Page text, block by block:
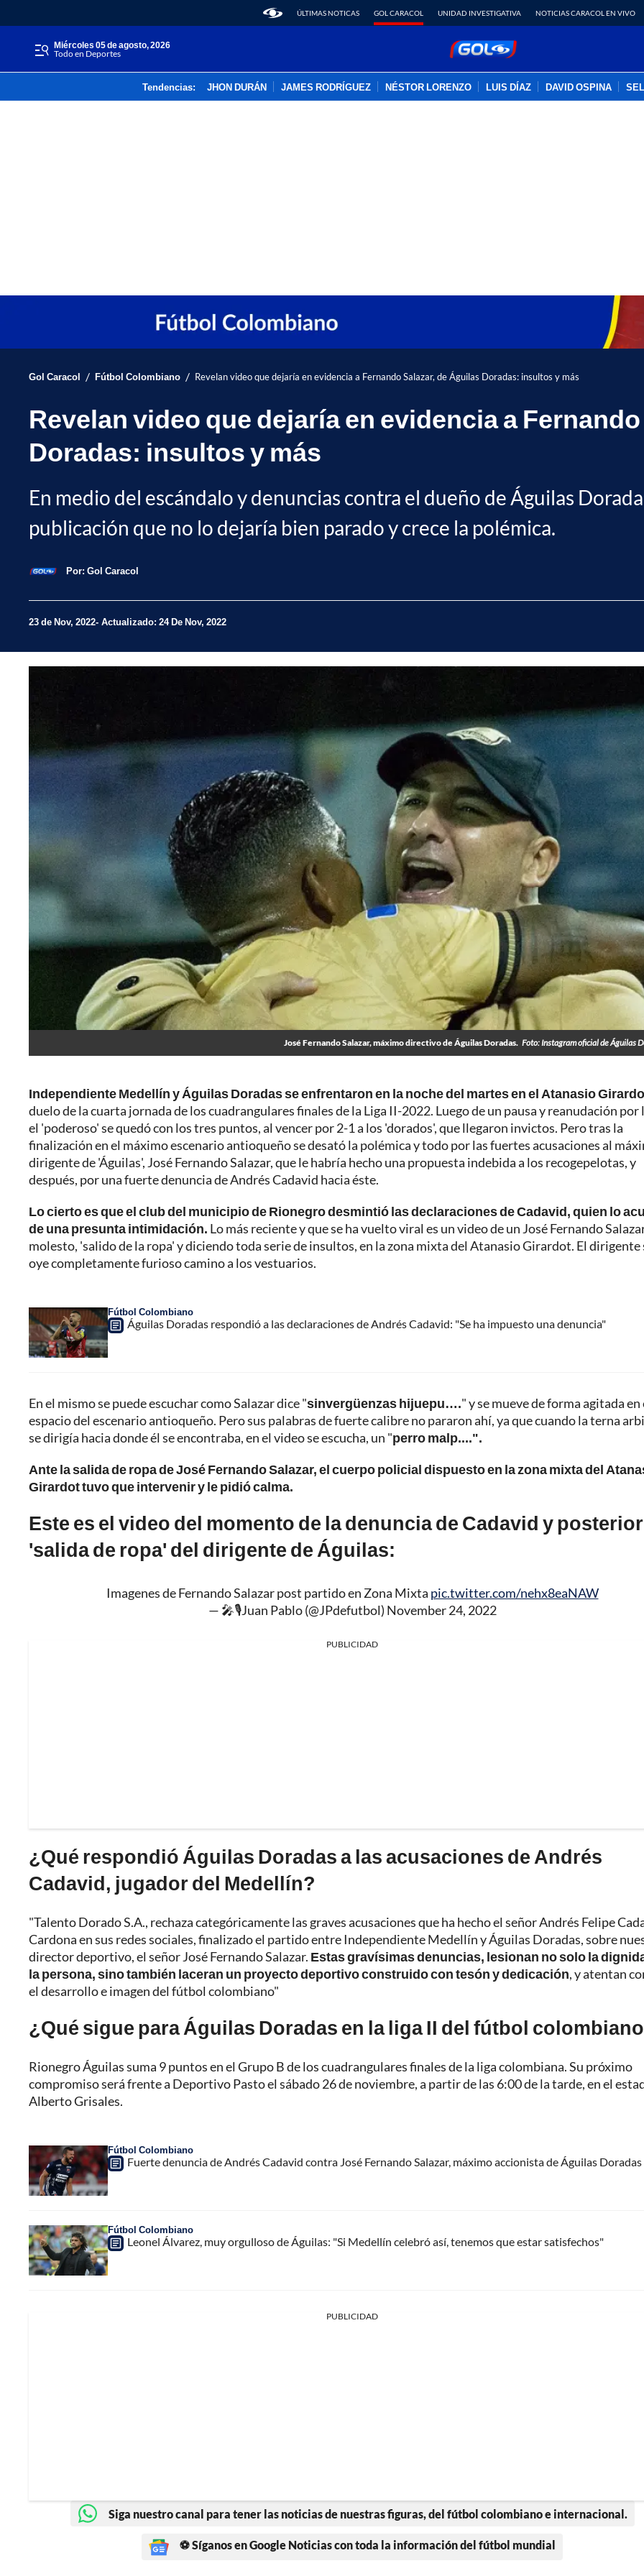
ÚLTIMAS NOTICAS GOL CARACOL UNIDAD INVESTIGATIVA NOTICIAS CARACOL EN VIVO
miércoles 05 de agosto, 2026
Todo en Deportes
Tendencias: JHON DURÁN JAMES RODRÍGUEZ NÉSTOR LORENZO LUIS DÍAZ DAVID OSPINA
Gol Caracol / Fútbol Colombiano / Revelan video que dejaría en evidencia a Fernando Salazar, de Águilas Doradas: insultos y más
Revelan video que dejaría en evidencia a
Doradas: insultos y más
En medio del escándalo y denuncias contra el dueño de Águilas
publicación que no lo dejaría bien parado y crece la polémica.
Por: Gol Caracol
23 de Nov, 2022 Actualizado: 24 De Nov, 2022
José Fernando Salazar, máximo directivo de Águilas Doradas. Foto: Instagram oficial de Águilas
Independiente Medellín y Águilas Doradas se enfrentaron en la noche del martes en el Atanasio
duelo de la cuarta jornada de los cuadrangulares finales de la Liga II-2022. Luego de un pausa y reanudación por
el 'poderoso' se quedó con los tres puntos, al vencer por 2-1 a los 'dorados', que llegaron invictos. Pero tras la
finalización en el máximo escenario antioqueño se desató la polémica y todo por las fuertes acusaciones al
dirigente de 'Águilas', José Fernando Salazar, que le habría hecho una propuesta indebida a los recogepelotas, y
después, por una fuerte denuncia de Andrés Cadavid hacia éste.
Lo cierto es que el club del municipio de Rionegro desmintió las declaraciones de Cadavid, quien lo
de una presunta intimidación. Lo más reciente y que se ha vuelto viral es un video de un José Fernando
molesto, 'salido de la ropa' y diciendo toda serie de insultos, en la zona mixta del Atanasio Girardot. El dirigente
oye completamente furioso camino a los vestuarios.
Fútbol Colombiano
Águilas Doradas respondió a las declaraciones de Andrés Cadavid: "Se ha impuesto una denuncia"
En el mismo se puede escuchar como Salazar dice "sinvergüenzas hijuepu…." y se mueve de forma agitada en
espacio del escenario antioqueño. Pero sus palabras de fuerte calibre no pararon ahí, ya que cuando la terna
se dirigía hacia donde él se encontraba, en el video se escucha, un "perro malp....".
Ante la salida de ropa de José Fernando Salazar, el cuerpo policial dispuesto en la zona mixta del
Girardot tuvo que intervenir y le pidió calma.
Este es el video del momento de la denuncia de Cadavid y posterior
'salida de ropa' del dirigente de Águilas:
Imagenes de Fernando Salazar post partido en Zona Mixta pic.twitter.com/nehx8eaNAW
— 🎤🎙Juan Pablo (@JPdefutbol) November 24, 2022
PUBLICIDAD
¿Qué respondió Águilas Doradas a las acusaciones de Andrés
Cadavid, jugador del Medellín?
"Talento Dorado S.A., rechaza categóricamente las graves acusaciones que ha hecho el señor Andrés Felipe
Cardona en sus redes sociales, finalizado el partido entre Independiente Medellín y Águilas Doradas, sobre
director deportivo, el señor José Fernando Salazar. Estas gravísimas denuncias, lesionan no solo la
la persona, sino también laceran un proyecto deportivo construido con tesón y dedicación, y atentan
el desarrollo e imagen del fútbol colombiano"
¿Qué sigue para Águilas Doradas en la liga II del fútbol
Rionegro Águilas suma 9 puntos en el Grupo B de los cuadrangulares finales de la liga colombiana. Su próximo
compromiso será frente a Deportivo Pasto el sábado 26 de noviembre, a partir de las 6:00 de la tarde, en el
Alberto Grisales.
Fútbol Colombiano
Fuerte denuncia de Andrés Cadavid contra José Fernando Salazar, máximo accionista de Águilas Doradas
Fútbol Colombiano
Leonel Álvarez, muy orgulloso de Águilas: "Si Medellín celebró así, tenemos que estar satisfechos"
PUBLICIDAD
Siga nuestro canal para tener las noticias de nuestras figuras, del fútbol colombiano e internacional.
⚽ Síganos en Google Noticias con toda la información del fútbol mundial